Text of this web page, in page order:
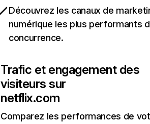
Découvrez les canaux de
numérique les plus performants
concurrence.
Trafic et engagement des
visiteurs sur
netflix.com
Comparez les performances de